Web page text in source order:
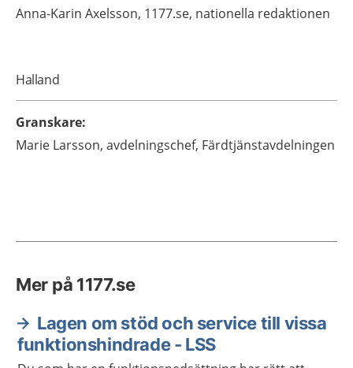
Anna-Karin Axelsson, 1177.se, nationella redaktionen
Halland
Granskare:
Marie Larsson, avdelningschef, Färdtjänstavdelningen
Mer på 1177.se
Lagen om stöd och service till vissa
funktionshindrade - LSS